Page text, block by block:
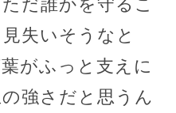
だ誰かを守るこ
失いそうなと
がふっと支えに
強さだと思うん